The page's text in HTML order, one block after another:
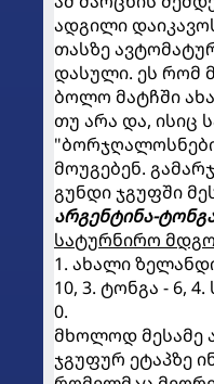
ადგილი
თასზე
დასული. ეს რომ
ბოლო მატჩში
თუ არა და, ისიც
მოუგებენ.
გუნდი ჯგუფში
არგენტინა-
სატურნირო
1. ახალი
10, 3. ტონგა - 6,
0.
მხოლოდ მესამე
ჯგუფურ ეტაპზე